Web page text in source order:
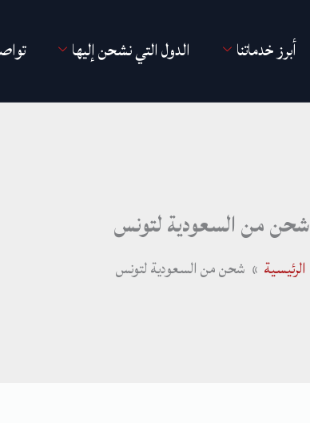
أبرز خدماتنا الدول التي نشحن إليها
شحن من السعودية لتونس
الرئيسية شحن من السعودية لتونس